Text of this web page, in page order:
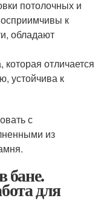
потолочных и
к
обладают
отличается
устойчива к
с
из
бане.
для